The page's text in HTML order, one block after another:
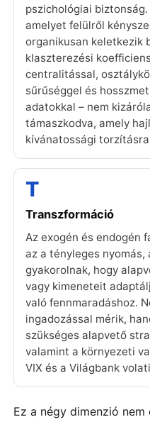
pszichológiai
amelyet felülről
organikusan keletkezik
klaszterezési
centralitással,
sűrűséggel és
adatokkal – nem
támaszkodva, amely
kívánatossági
T
Transzformáció
Az exogén és endogén
az a tényleges
gyakorolnak, hogy
vagy kimeneteit
való fennmaradáshoz.
ingadozással mérik,
szükséges alapvető
valamint a környezeti
VIX és a Világbank
Ez a négy dimenzió